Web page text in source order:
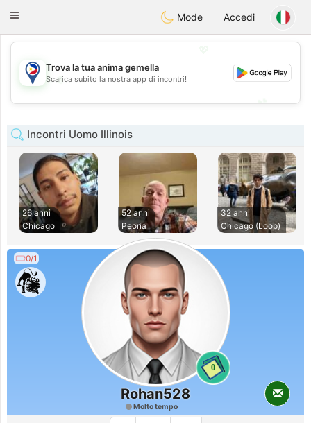
PhilippinesChat
Toggle
Mode Accedi
💖
💕
Trova la tua anima gemella
Scarica subito la nostra app di incontri!
Incontri Uomo Illinois
26 anni
Chicago
52 anni
Peoria
32 anni
Chicago (Loop)
0/1
0
Rohan528
Molto tempo